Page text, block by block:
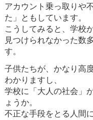
アカウント乗っ取りや
た」ともしています。
こうしてみると、学校
見つけられなかった数
す。
子供たちが、かなり高
わかりますし、
学校に「大人の社会」
ょうか。
不正な手段をとる人間